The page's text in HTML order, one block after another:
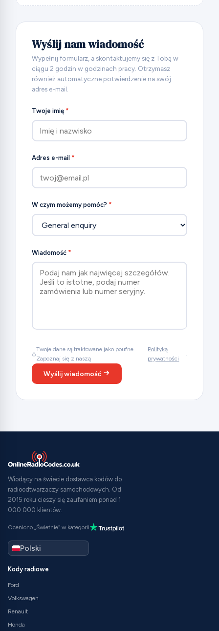
Wyślij nam wiadomość
Wypełnij formularz, a skontaktujemy się z Tobą w
ciągu 2 godzin w godzinach pracy. Otrzymasz
również automatyczne potwierdzenie na swój
adres e-mail.
Twoje imię *
Adres e-mail *
W czym możemy pomóc? *
Wiadomość *
Twoje dane są traktowane jako poufne.
Zapoznaj się z naszą
Polityką
prywatności
Wyślij wiadomość
Wiodący na świecie dostawca kodów do
radioodtwarzaczy samochodowych. Od
2015 roku cieszy się zaufaniem ponad 1
000 000 klientów.
Oceniono „Świetnie” w kategorii
Kody radiowe
Ford
Volkswagen
Renault
Honda